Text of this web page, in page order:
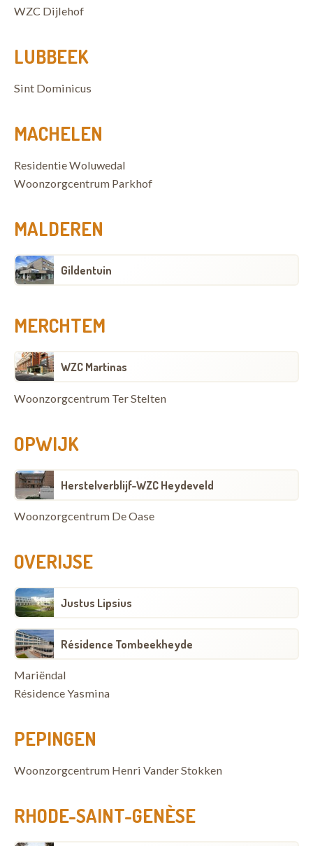
WZC Dijlehof
LUBBEEK
Sint Dominicus
MACHELEN
Residentie Woluwedal
Woonzorgcentrum Parkhof
MALDEREN
Gildentuin
MERCHTEM
WZC Martinas
Woonzorgcentrum Ter Stelten
OPWIJK
Herstelverblijf-WZC Heydeveld
Woonzorgcentrum De Oase
OVERIJSE
Justus Lipsius
Résidence Tombeekheyde
Mariëndal
Résidence Yasmina
PEPINGEN
Woonzorgcentrum Henri Vander Stokken
RHODE-SAINT-GENÈSE